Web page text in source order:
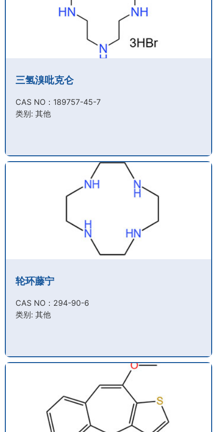
三氢溴吡克仑
CAS NO：189757-45-7​
类别: 其他
轮环藤宁
CAS NO：294-90-6​
类别: 其他